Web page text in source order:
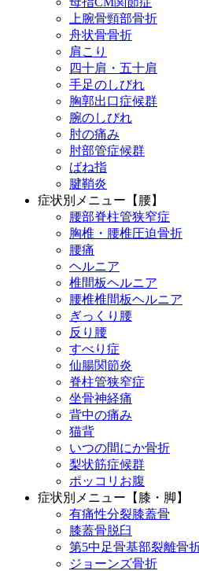
上腕骨頸部骨折
舟状骨骨折
肩こり
四十肩・五十肩
手足のしびれ
胸郭出口症候群
腕のしびれ
肘の痛み
肘部管症候群
ばね指
腱鞘炎
症状別メニュー【腰】
腰部脊柱管狭窄症
胸椎・腰椎圧迫骨折
腰痛
ヘルニア
椎間板ヘルニア
腰椎椎間板ヘルニア
ぎっくり腰
反り腰
すべり症
仙腸関節炎
脊柱管狭窄症
坐骨神経痛
背中の痛み
猫背
いつの間にか骨折
梨状筋症候群
ポッコリお腹
症状別メニュー【膝・脚】
有痛性分裂膝蓋骨
膝蓋骨脱臼
第5中足骨基部裂離骨
ジョーンズ骨折